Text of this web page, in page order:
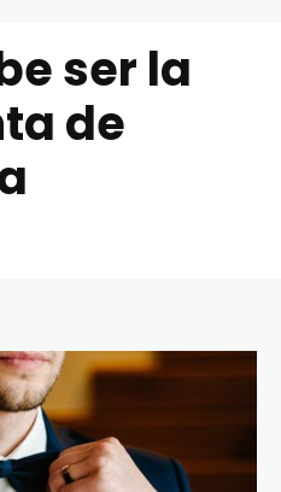
ser la
de